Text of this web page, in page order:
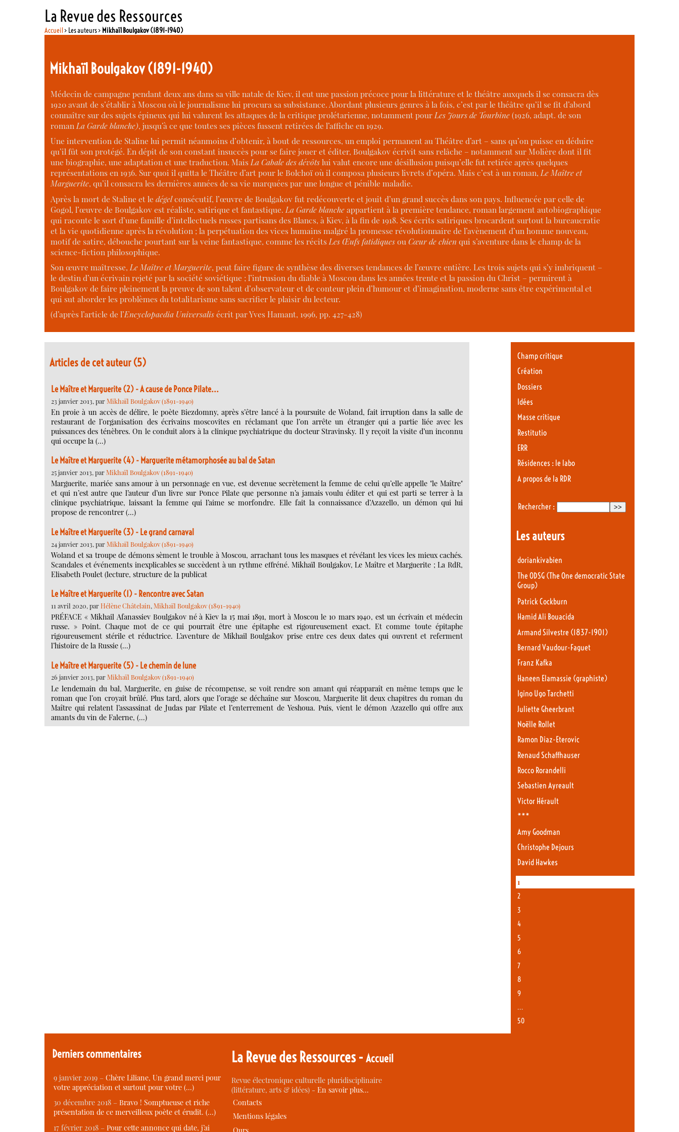
La Revue des Ressources
Accueil> Les auteurs > Mikhaïl Boulgakov (1891-1940)
Mikhaïl Boulgakov (1891-1940)
Médecin de campagne pendant deux ans dans sa ville natale de Kiev, il eut une passion précoce pour la littérature et le théâtre auxquels il se consacra dès
1920 avant de s’établir à Moscou où le journalisme lui procura sa subsistance. Abordant plusieurs genres à la fois, c’est par le théâtre qu’il se fit d’abord
connaître sur des sujets épineux qui lui valurent les attaques de la critique prolétarienne, notamment pour Les Jours de Tourbine(1926, adapt. de son
roman La Garde blanche), jusqu’à ce que toutes ses pièces fussent retirées de l’affiche en 1929.
Une intervention de Staline lui permit néanmoins d’obtenir, à bout de ressources, un emploi permanent au Théâtre d’art – sans qu’on puisse en déduire
qu’il fût son protégé. En dépit de son constant insuccès pour se faire jouer et éditer, Boulgakov écrivit sans relâche – notamment sur Molière dont il fit
une biographie, une adaptation et une traduction. MaisLa Cabale des dévôtslui valut encore une désillusion puisqu’elle fut retirée après quelques
représentations en 1936. Sur quoi il quitta le Théâtre d’art pour le Bolchoï où il composa plusieurs livrets d’opéra. Mais c’est à un roman,Le Maître et
Marguerite, qu’il consacra les dernières années de sa vie marquées par une longue et pénible maladie.
Après la mort de Staline et le dégelconsécutif, l’œuvre de Boulgakov fut redécouverte et jouit d’un grand succès dans son pays. Influencée par celle de
Gogol, l’œuvre de Boulgakov est réaliste, satirique et fantastique. La Garde blancheappartient à la première tendance, roman largement autobiographique
qui raconte le sort d’une famille d’intellectuels russes partisans des Blancs, à Kiev, à la fin de 1918. Ses écrits satiriques brocardent surtout la bureaucratie
et la vie quotidienne après la révolution ; la perpétuation des vices humains malgré la promesse révolutionnaire de l’avènement d’un homme nouveau,
motif de satire, débouche pourtant sur la veine fantastique, comme les récits Les Œufs fatidiquesou Cœur de chien qui s’aventure dans le champ de la
science-fiction philosophique.
Son œuvre maîtresse, Le Maître et Marguerite, peut faire figure de synthèse des diverses tendances de l’œuvre entière. Les trois sujets qui s’y imbriquent –
le destin d’un écrivain rejeté par la société soviétique ; l’intrusion du diable à Moscou dans les années trente et la passion du Christ – permirent à
Boulgakov de faire pleinement la preuve de son talent d’observateur et de conteur plein d’humour et d’imagination, moderne sans être expérimental et
qui sut aborder les problèmes du totalitarisme sans sacrifier le plaisir du lecteur.
(d’après l’article de l’Encyclopaedia Universalisécrit par Yves Hamant, 1996, pp. 427-428)
Articles de cet auteur (5)
Le Maître et Marguerite (2) - A cause de Ponce Pilate...
23 janvier 2013, parMikhaïl Boulgakov (1891-1940)
En proie à un accès de délire, le poète Biezdomny, après s’être lancé à la poursuite de Woland, fait irruption dans la salle de
restaurant de l’organisation des écrivains moscovites en réclamant que l’on arrête un étranger qui a partie liée avec les
puissances des ténèbres. On le conduit alors à la clinique psychiatrique du docteur Stravinsky. Il y reçoit la visite d’un inconnu
qui occupe la (…)
Le Maître et Marguerite (4) - Marguerite métamorphosée au bal de Satan
25 janvier 2013, parMikhaïl Boulgakov (1891-1940)
Marguerite, mariée sans amour à un personnage en vue, est devenue secrètement la femme de celui qu’elle appelle "le Maître"
et qui n’est autre que l’auteur d’un livre sur Ponce Pilate que personne n’a jamais voulu éditer et qui est parti se terrer à la
clinique psychiatrique, laissant la femme qui l’aime se morfondre. Elle fait la connaissance d’Azazello, un démon qui lui
propose de rencontrer (…)
Le Maître et Marguerite (3) - Le grand carnaval
24 janvier 2013, parMikhaïl Boulgakov (1891-1940)
Woland et sa troupe de démons sèment le trouble à Moscou, arrachant tous les masques et révélant les vices les mieux cachés.
Scandales et événements inexplicables se succèdent à un rythme effréné. Mikhaïl Boulgakov, Le Maître et Marguerite ; La RdR,
Elisabeth Poulet (lecture, structure de la publicat
Le Maître et Marguerite (1) - Rencontre avec Satan
11 avril 2020, parHélène Châtelain, Mikhaïl Boulgakov (1891-1940)
PRÉFACE « Mikhail Afanassiev Boulgakov né à Kiev la 15 mai 1891, mort à Moscou le 10 mars 1940, est un écrivain et médecin
russe. » Point. Chaque mot de ce qui pourrait être une épitaphe est rigoureusement exact. Et comme toute épitaphe
rigoureusement stérile et réductrice. L’aventure de Mikhail Boulgakov prise entre ces deux dates qui ouvrent et referment
l’histoire de la Russie (…)
Le Maître et Marguerite (5) - Le chemin de lune
26 janvier 2013, parMikhaïl Boulgakov (1891-1940)
Le lendemain du bal, Marguerite, en guise de récompense, se voit rendre son amant qui réapparaît en même temps que le
roman que l’on croyait brûlé. Plus tard, alors que l’orage se déchaîne sur Moscou, Marguerite lit deux chapitres du roman du
Maître qui relatent l’assassinat de Judas par Pilate et l’enterrement de Yeshoua. Puis, vient le démon Azazello qui offre aux
amants du vin de Falerne, (…)
Champ critique
Création
Dossiers
Idées
Masse critique
Restitutio
ERR
Résidences : le labo
A propos de la RDR
Rechercher :
Les auteurs
doriankivabien
The ODSG (The One democratic State
Group)
Patrick Cockburn
Hamid Ali Bouacida
Armand Silvestre (1837-1901)
Bernard Vaudour-Faguet
Franz Kafka
Haneen Elamassie (graphiste)
Igino Ugo Tarchetti
Juliette Gheerbrant
Noëlle Rollet
Ramon Diaz-Eterovic
Renaud Schaffhauser
Rocco Rorandelli
Sebastien Ayreault
Victor Hérault
***
Amy Goodman
Christophe Dejours
David Hawkes
1
2
3
4
5
6
7
8
9
…
50
Derniers commentaires
9 janvier 2019 – Chère Liliane, Un grand merci pour
votre appréciation et surtout pour votre (…)
30 décembre 2018 – Bravo ! Somptueuse et riche
présentation de ce merveilleux poète et érudit. (…)
17 février 2018 – Pour cette annonce qui date, j’ai
La Revue des Ressources -Accueil
Revue électronique culturelle pluridisciplinaire
(littérature, arts & idées) -En savoir plus…
Contacts
Mentions légales
Ours